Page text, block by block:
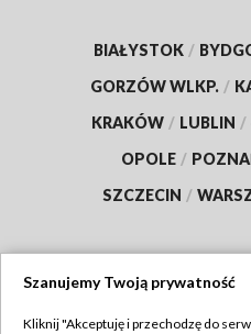
BIAŁYSTOK /
GORZÓW WLKP. /
KRAKÓW / LUBLIN /
OPOLE /
SZCZECIN /
Szanujemy Twoją prywatność
Kliknij "Akceptuję i przechodzę do